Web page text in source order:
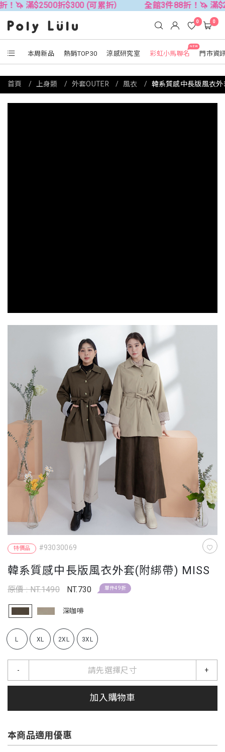
折$300 (可累折） 全館3件88折！🦄 滿$2500折
本周新品 熱銷TOP30 涼感研究室
NEW
彩虹小馬聯名 門市資
0 0
特價品 #93030069
韓系質感中長版風衣外套(附綁帶) MISS
原價 : NT.1490 NT.730 單件49折
深咖啡
L XL 2XL 3XL
請先選擇尺寸
- +
加入購物車
本商品適用優惠
首頁 上身類 外套OUTER 風衣 韓系質感中長版風衣